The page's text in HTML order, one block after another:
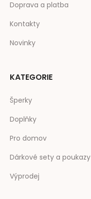
Doprava a platba
Kontakty
Novinky
KATEGORIE
Šperky
Doplňky
Pro domov
Dárkové sety a poukazy
Výprodej